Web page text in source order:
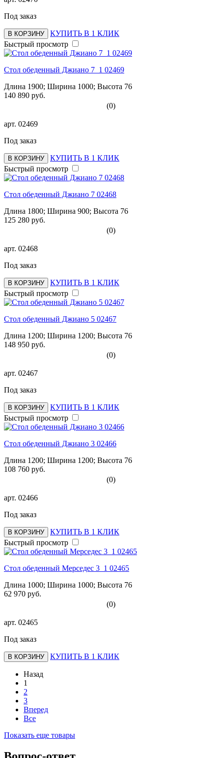
Под заказ
В КОРЗИНУ
КУПИТЬ В 1 КЛИК
Быстрый просмотр
Стол обеденный Джиано 7_1 02469
Длина 1900; Ширина 1000; Высота 76
140 890 руб.
(0)
арт. 02469
Под заказ
В КОРЗИНУ
КУПИТЬ В 1 КЛИК
Быстрый просмотр
Стол обеденный Джиано 7 02468
Длина 1800; Ширина 900; Высота 76
125 280 руб.
(0)
арт. 02468
Под заказ
В КОРЗИНУ
КУПИТЬ В 1 КЛИК
Быстрый просмотр
Стол обеденный Джиано 5 02467
Длина 1200; Ширина 1200; Высота 76
148 950 руб.
(0)
арт. 02467
Под заказ
В КОРЗИНУ
КУПИТЬ В 1 КЛИК
Быстрый просмотр
Стол обеденный Джиано 3 02466
Длина 1200; Ширина 1200; Высота 76
108 760 руб.
(0)
арт. 02466
Под заказ
В КОРЗИНУ
КУПИТЬ В 1 КЛИК
Быстрый просмотр
Стол обеденный Мерседес 3_1 02465
Длина 1000; Ширина 1000; Высота 76
62 970 руб.
(0)
арт. 02465
Под заказ
В КОРЗИНУ КУПИТЬ В 1 КЛИК
Назад
1
2
3
Вперед
Все
Показать еще товары